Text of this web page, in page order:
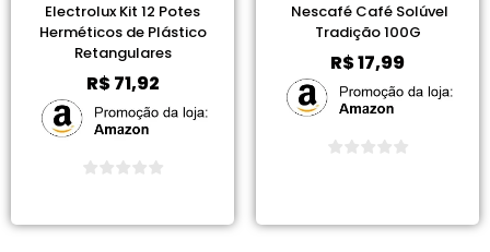
Electrolux Kit 12 Potes
Herméticos de Plástico
Retangulares
R$71,92
Nescafé Café Solúvel
Tradição 100G
R$17,99